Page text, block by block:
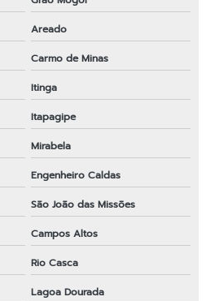
Areado
Carmo de Minas
Itinga
Itapagipe
Mirabela
Engenheiro Caldas
São João das Missões
Campos Altos
Rio Casca
Lagoa Dourada